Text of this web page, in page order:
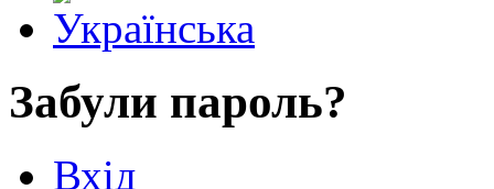
Забули пароль?
Вхід